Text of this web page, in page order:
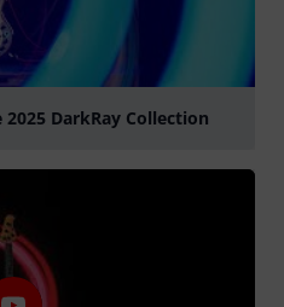
DarkRay Collection